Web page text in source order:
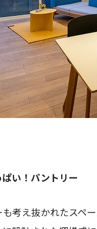
い！パントリー
考え抜かれたスペ